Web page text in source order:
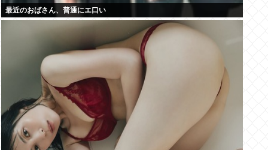
最近のおばさん、普通にエ口い